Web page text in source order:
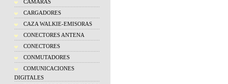
CAMARAS
CARGADORES
CAZA WALKIE-EMISORAS
CONECTORES ANTENA
CONECTORES
CONMUTADORES
COMUNICACIONES
DIGITALES